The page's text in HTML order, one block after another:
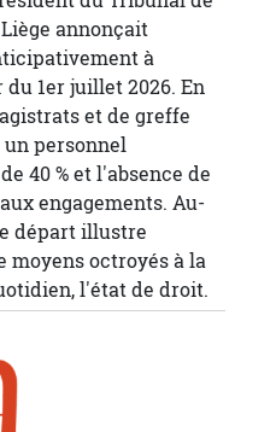
annonçait
à
1er juillet 2026. En
et de greffe
un personnel
40 % et l'absence de
engagements. Au-
départ illustre
moyens octroyés à la
l'état de droit.